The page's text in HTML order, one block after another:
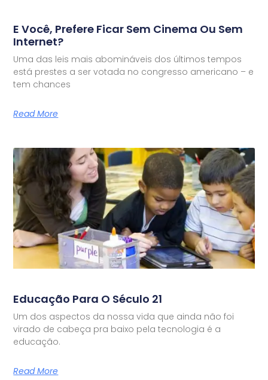
E Você, Prefere Ficar Sem Cinema Ou Sem
Internet?
Uma das leis mais abomináveis dos últimos tempos
está prestes a ser votada no congresso americano – e
tem chances
Read More
Educação Para O Século 21
Um dos aspectos da nossa vida que ainda não foi
virado de cabeça pra baixo pela tecnologia é a
educação.
Read More